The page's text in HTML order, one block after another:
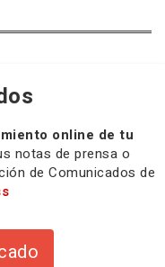
online de tu
notas de prensa o
de Comunicados de